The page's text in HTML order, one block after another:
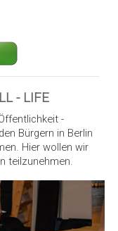
- LIFE
-
Bürgern in Berlin
Hier wollen wir
teilzunehmen.